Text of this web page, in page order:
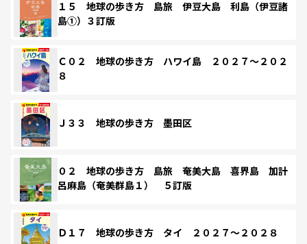
１５ 地球の歩き方 島旅 伊豆大島 利島（伊豆諸
島①）３訂版
Ｃ０２ 地球の歩き方 ハワイ島 ２０２７～２０２
８
Ｊ３３ 地球の歩き方 墨田区
０２ 地球の歩き方 島旅 奄美大島 喜界島 加計
呂麻島（奄美群島１） ５訂版
Ｄ１７ 地球の歩き方 タイ ２０２７～２０２８